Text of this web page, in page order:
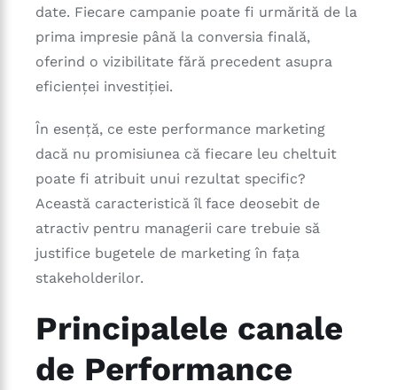
date. Fiecare campanie poate fi urmărită de la
prima impresie până la conversia finală,
oferind o vizibilitate fără precedent asupra
eficienței investiției.
În esență, ce este performance marketing
dacă nu promisiunea că fiecare leu cheltuit
poate fi atribuit unui rezultat specific?
Această caracteristică îl face deosebit de
atractiv pentru managerii care trebuie să
justifice bugetele de marketing în fața
stakeholderilor.
Principalele canale
de Performance